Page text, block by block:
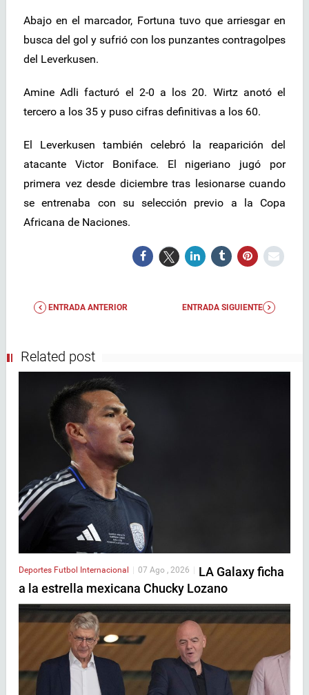
Abajo en el marcador, Fortuna tuvo que arriesgar en
busca del gol y sufrió con los punzantes contragolpes
del Leverkusen.
Amine Adli facturó el 2-0 a los 20. Wirtz anotó el
tercero a los 35 y puso cifras definitivas a los 60.
El Leverkusen también celebró la reaparición del
atacante Victor Boniface. El nigeriano jugó por
primera vez desde diciembre tras lesionarse cuando
se entrenaba con su selección previo a la Copa
Africana de Naciones.
ENTRADA ANTERIOR ENTRADA SIGUIENTE
Related post
Deportes Futbol Internacional | 07 Ago , 2026 | LA Galaxy ficha
a la estrella mexicana Chucky Lozano